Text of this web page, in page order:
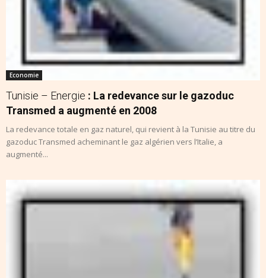
Economie
Tunisie – Energie : La redevance sur le gazoduc
Transmed a augmenté en 2008
La redevance totale en gaz naturel, qui revient à la Tunisie au titre du
gazoduc Transmed acheminant le gaz algérien vers l’Italie, a
augmenté...